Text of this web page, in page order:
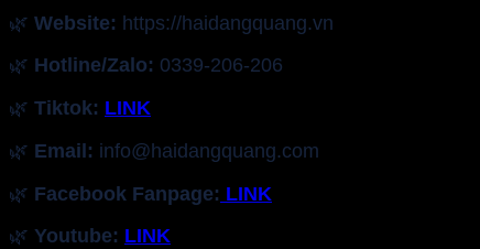
🌿 Website: https://haidangquang.vn
🌿 Hotline/Zalo: 0339-206-206
🌿 Tiktok: LINK
🌿 Email: info@haidangquang.com
🌿 Facebook Fanpage: LINK
🌿 Youtube: LINK